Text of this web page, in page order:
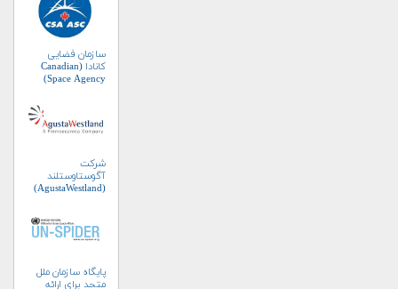
سازمان فضایی
کانادا (Canadian
Space Agency)
شرکت
آگوستاوستلند
(AgustaWestland)
پایگاه سازمان ملل
متحد برای ارائه